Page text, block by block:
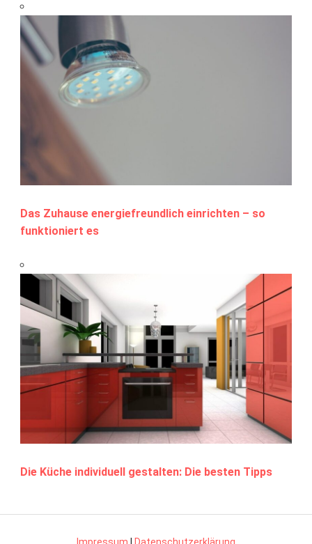
Das Zuhause energiefreundlich einrichten – so
funktioniert es
Die Küche individuell gestalten: Die besten Tipps